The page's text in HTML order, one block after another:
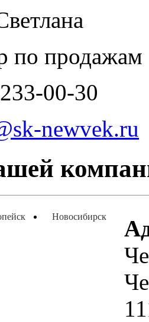
по продажам
00-30
newvek.ru
Новосибирск